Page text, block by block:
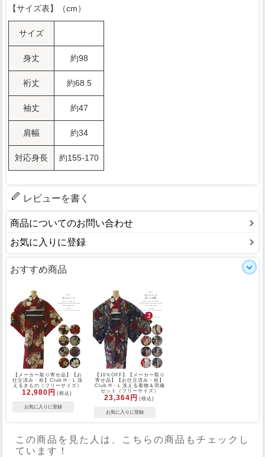
【サイズ表】（cm）
サイズ
身丈 約98
裄丈 約68.5
袖丈 約47
肩幅 約34
対応身長 約155-170
レビューを書く
商品についてのお問い合わせ
お気に入りに登録
おすすめ商品
【メーカー取り寄せ品】【お
仕立済み・袷】Club H・L 洗
えるきもの（フリーサイズ）
12,980円 (税込)
【10％OFF】【メーカー取り
寄せ品】【お仕立済み・袷】
Club H・L 洗える着物＆羽織
セット（フリーサイズ）
23,364円 (税込)
この商品を見た人は、こちらの商品もチェックし
ています！